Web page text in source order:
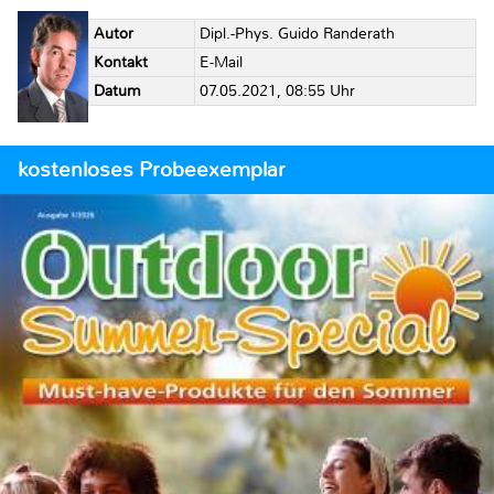
Autor
Dipl.-Phys. Guido Randerath
Kontakt
E-Mail
Datum
07.05.2021, 08:55 Uhr
kostenloses Probeexemplar